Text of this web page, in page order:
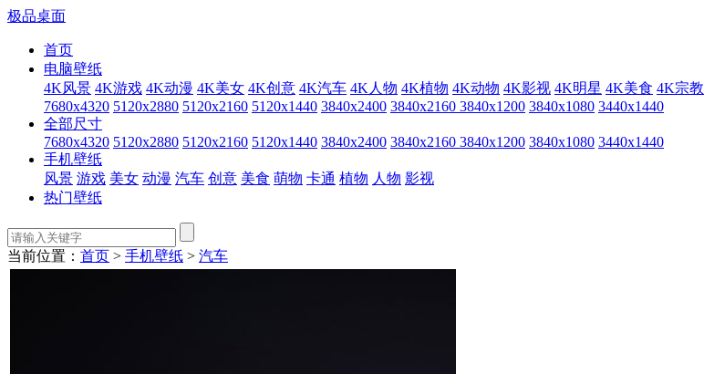
极品桌面
首页
电脑壁纸
4K风景 4K游戏 4K动漫 4K美女 4K创意 4K汽车 4K人物 4K植物 4K动物 4K影视 4K明星 4K美食 4K宗教
7680x4320 5120x2880 5120x2160 5120x1440 3840x2400 3840x2160 3840x1200 3840x1080 3440x1440
全部尺寸
7680x4320 5120x2880 5120x2160 5120x1440 3840x2400 3840x2160 3840x1200 3840x1080 3440x1440
手机壁纸
风景 游戏 美女 动漫 汽车 创意 美食 萌物 卡通 植物 人物 影视
热门壁纸
当前位置： 首页 > 手机壁纸 > 汽车